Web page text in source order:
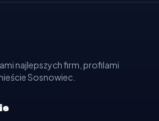
najlepszych firm, profilami
Sosnowiec.